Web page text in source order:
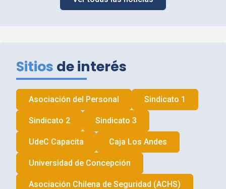
Sitios de interés
Asociación del Personal Sindicato 1
Sindicato 2 Sindicato 3
UdeC Capacita Caja Los Andes
Universidad de Concepción
Asociación Chilena de Seguridad (ACHS)